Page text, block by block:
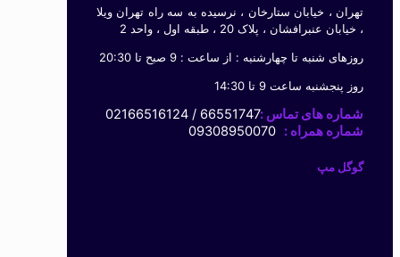
تهران ، خیابان ستارخان ، نرسیده به سه راه تهران ویلا
، خیابان عنبرافشان ، پلاک 20 ، طبقه اول ، واحد 2
روزهای شنبه تا چهارشنبه : از ساعت : 9 صبح تا 20:30
روز پنجشنبه ساعت 9 تا 14:30
شماره های تماس :66551747 / 02166516124
شماره همراه : 09308950070
گوگل مپ